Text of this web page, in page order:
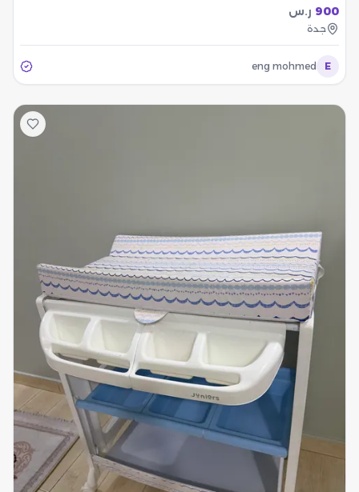
900 ر.س
جدة
E
eng mohmed